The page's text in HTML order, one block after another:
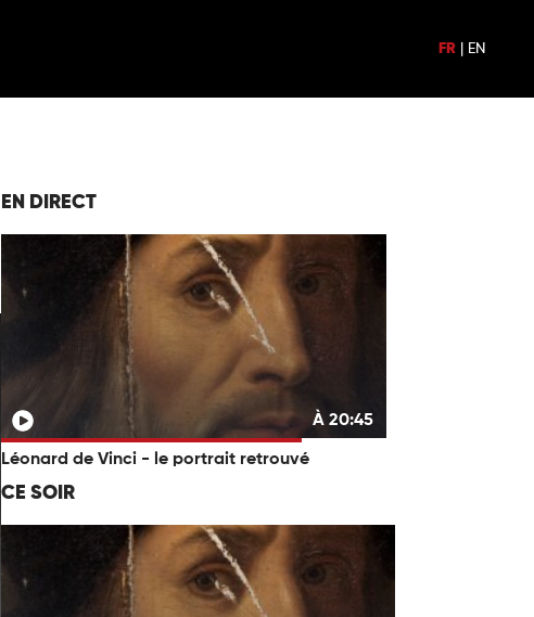
FR EN
EN DIRECT
À 20:45
Léonard de Vinci - le portrait retrouvé
CE SOIR